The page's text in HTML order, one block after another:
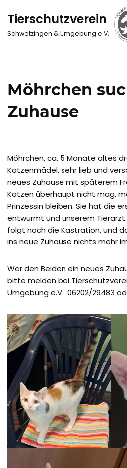
Zum
Inhalt
Tierschutzverein
Schwetzingen & Umgebung e.V.
Möhrchen
Zuhause
Möhrchen, ca. 5 Monate altes
Katzenmädel, sehr lieb und
neues Zuhause mit späterem
Katzen überhaupt nicht mag,
Prinzessin bleiben. Sie hat die
entwurmt und unserem
folgt noch die Kastration, und
ins neue Zuhause nichts mehr
Wer den Beiden ein neues
bitte melden bei
Umgebung e.V. 06202/29483